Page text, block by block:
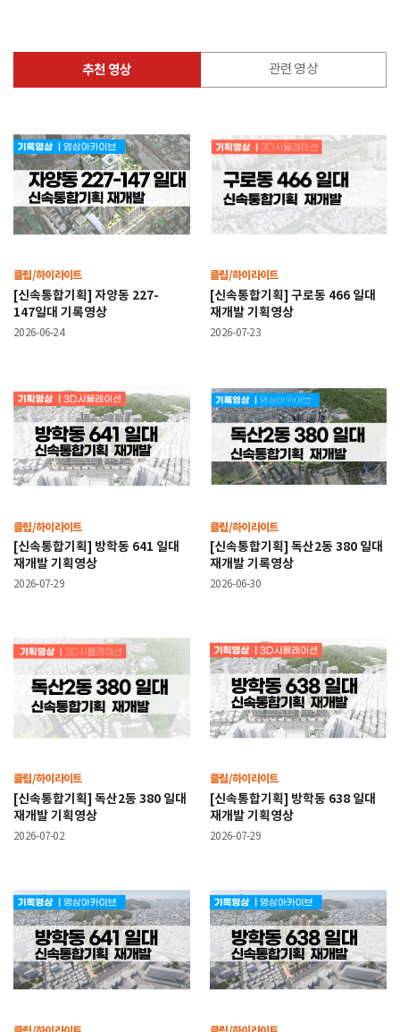
추천 영상 관련 영상
클립/하이라이트
[신속통합기획] 자양동 227-
147일대 기록영상
2026-06-24
클립/하이라이트
[신속통합기획] 구로동 466 일대
재개발 기획영상
2026-07-23
클립/하이라이트
[신속통합기획] 방학동 641 일대
재개발 기획영상
2026-07-29
클립/하이라이트
[신속통합기획] 독산2동 380 일대
재개발 기록영상
2026-06-30
클립/하이라이트
[신속통합기획] 독산2동 380 일대
재개발 기획영상
2026-07-02
클립/하이라이트
[신속통합기획] 방학동 638 일대
재개발 기획영상
2026-07-29